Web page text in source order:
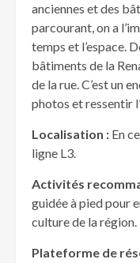
anciennes et des
parcourant, on a
temps et l’espace.
bâtiments de la
de la rue. C’est un
photos et ressentir
Localisation : En
ligne L3.
Activités
guidée à pied pour
culture de la région.
Plateforme de r